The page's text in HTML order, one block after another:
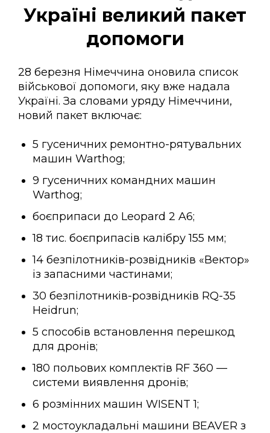
Україні великий пакет
допомоги
28 березня Німеччина оновила список
військової допомоги, яку вже надала
Україні. За словами уряду Німеччини,
новий пакет включає:
5 гусеничних ремонтно-рятувальних
машин Warthog;
9 гусеничних командних машин
Warthog;
боєприпаси до Leopard 2 A6;
18 тис. боєприпасів калібру 155 мм;
14 безпілотників-розвідників «Вектор»
із запасними частинами;
30 безпілотників-розвідників RQ-35
Heidrun;
5 способів встановлення перешкод
для дронів;
180 польових комплектів RF 360 —
системи виявлення дронів;
6 розмінних машин WISENT 1;
2 мостоукладальні машини BEAVER з